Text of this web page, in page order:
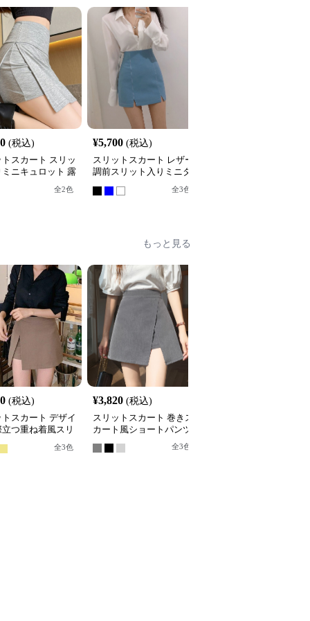
(税込)
トスカート スリッ
ミニキュロット 露
全2色
¥5,700 (税込)
スリットスカート レザー
調前スリット入りミニタ
全3色
もっと見る
(税込)
トスカート デザイ
つ重ね着風スリ
全3色
¥3,820 (税込)
スリットスカート 巻きス
カート風ショートパンツ
全3色